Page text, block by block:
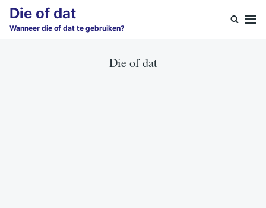
SkipSearch
for:
Die of dat
Wanneer die of dat te gebruiken?
Die of dat